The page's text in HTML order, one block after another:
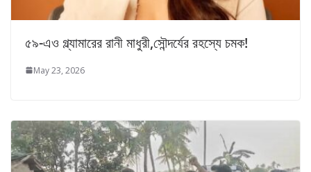
৫৯-এও গ্ল্যামারের রানী মাধুরী,সৌন্দর্যের রহস্যে চমক!
May 23, 2026